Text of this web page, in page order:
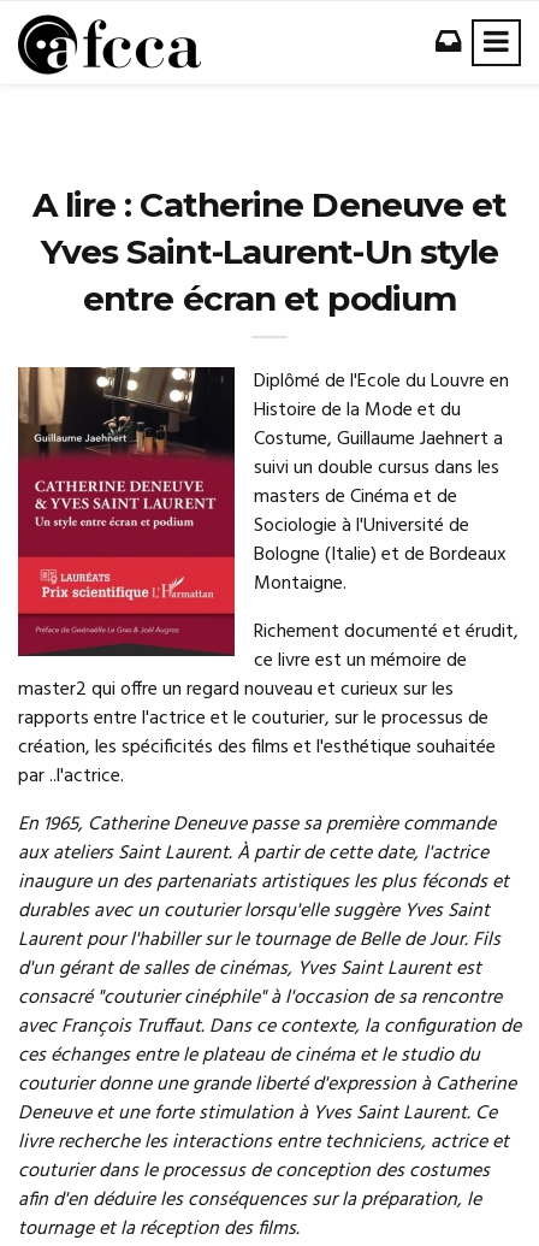
A lire : Catherine Deneuve et
Yves Saint-Laurent-Un style
entre écran et podium
Diplômé de l'Ecole du Louvre en
Histoire de la Mode et du
Costume, Guillaume Jaehnert a
suivi un double cursus dans les
masters de Cinéma et de
Sociologie à l'Université de
Bologne (Italie) et de Bordeaux
Montaigne.
Richement documenté et érudit,
ce livre est un mémoire de
master2 qui offre un regard nouveau et curieux sur les
rapports entre l'actrice et le couturier, sur le processus de
création, les spécificités des films et l'esthétique souhaitée
par ..l'actrice.
En 1965, Catherine Deneuve passe sa première commande
aux ateliers Saint Laurent. À partir de cette date, l'actrice
inaugure un des partenariats artistiques les plus féconds et
durables avec un couturier lorsqu'elle suggère Yves Saint
Laurent pour l'habiller sur le tournage de Belle de Jour. Fils
d'un gérant de salles de cinémas, Yves Saint Laurent est
consacré "couturier cinéphile" à l'occasion de sa rencontre
avec François Truffaut. Dans ce contexte, la configuration de
ces échanges entre le plateau de cinéma et le studio du
couturier donne une grande liberté d'expression à Catherine
Deneuve et une forte stimulation à Yves Saint Laurent. Ce
livre recherche les interactions entre techniciens, actrice et
couturier dans le processus de conception des costumes
afin d'en déduire les conséquences sur la préparation, le
tournage et la réception des films.